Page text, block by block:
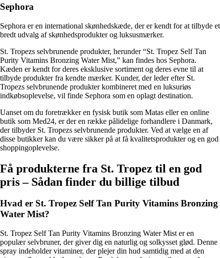
Sephora
Sephora er en international skønhedskæde, der er kendt for at tilbyde et
bredt udvalg af skønhedsprodukter og luksusmærker.
St. Tropezs selvbrunende produkter, herunder “St. Tropez Self Tan
Purity Vitamins Bronzing Water Mist,” kan findes hos Sephora.
Kæden er kendt for deres eksklusive sortiment og deres evne til at
tilbyde produkter fra kendte mærker. Kunder, der leder efter St.
Tropezs selvbrunende produkter kombineret med en luksuriøs
indkøbsoplevelse, vil finde Sephora som en oplagt destination.
Uanset om du foretrækker en fysisk butik som Matas eller en online
butik som Med24, er der en række pålidelige forhandlere i Danmark,
der tilbyder St. Tropezs selvbrunende produkter. Ved at vælge en af
disse butikker kan du være sikker på at få kvalitetsprodukter og en god
shoppingoplevelse.
Få produkterne fra St. Tropez til en god
pris – Sådan finder du billige tilbud
Hvad er St. Tropez Self Tan Purity Vitamins Bronzing
Water Mist?
St. Tropez Self Tan Purity Vitamins Bronzing Water Mist er en
populær selvbruner, der giver dig en naturlig og solkysset glød. Denne
spray indeholder vitaminer, der plejer din hud samtidig med at den